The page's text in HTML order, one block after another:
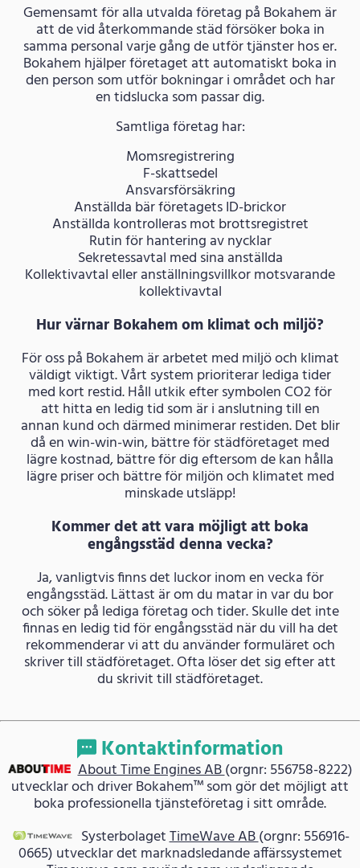
Gemensamt för alla utvalda företag på Bokahem är
att de vid återkommande städ försöker boka in
samma personal varje gång de utför tjänster hos er.
Bokahem hjälper företaget att automatiskt boka in
den person som utför bokningar i området och har
en tidslucka som passar dig.
Samtliga företag har:
Momsregistrering
F-skattsedel
Ansvarsförsäkring
Anställda bär företagets ID-brickor
Anställda kontrolleras mot brottsregistret
Rutin för hantering av nycklar
Sekretessavtal med sina anställda
Kollektivavtal eller anställningsvillkor motsvarande
kollektivavtal
Hur värnar Bokahem om klimat och miljö?
För oss på Bokahem är arbetet med miljö och klimat
väldigt viktigt. Vårt system prioriterar lediga tider
med kort restid. Håll utkik efter symbolen CO2 för
att hitta en ledig tid som är i anslutning till en
annan kund och därmed minimerar restiden. Det blir
då en win-win-win, bättre för städföretaget med
lägre kostnad, bättre för dig eftersom de kan hålla
lägre priser och bättre för miljön och klimatet med
minskade utsläpp!
Kommer det att vara möjligt att boka
engångsstäd denna vecka?
Ja, vanligtvis finns det luckor inom en vecka för
engångsstäd. Lättast är om du matar in var du bor
och söker på lediga företag och tider. Skulle det inte
finnas en ledig tid för engångsstäd när du vill ha det
rekommenderar vi att du använder formuläret och
skriver till städföretaget. Ofta löser det sig efter att
du skrivit till städföretaget.
Kontaktinformation
About Time Engines AB(orgnr: 556758-8222)
utvecklar och driver Bokahem™ som gör det möjligt att
boka professionella tjänsteföretag i sitt område.
SysterbolagetTimeWave AB(orgnr: 556916-
0665) utvecklar det marknadsledande affärssystemet